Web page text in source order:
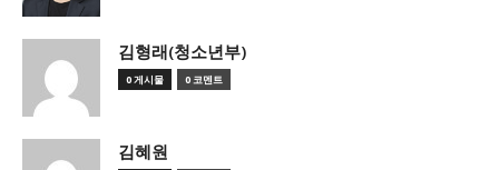
김형래(청소년부)
0 게시물 0 코멘트
김혜원